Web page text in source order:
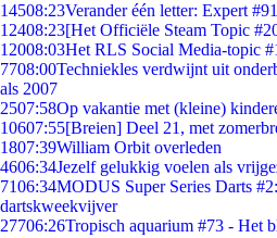
14508:23Verander één letter: Expert
12408:23[Het Officiële Steam Topic
12008:03Het RLS Social Media-topic
7708:00Techniekles verdwijnt uit
als 2007
2507:58Op vakantie met (kleine)
10607:55[Breien] Deel 21, met
1807:39William Orbit overleden
4606:34Jezelf gelukkig voelen als
7106:34MODUS Super Series Darts
dartskweekvijver
27706:26Tropisch aquarium #73 - Het